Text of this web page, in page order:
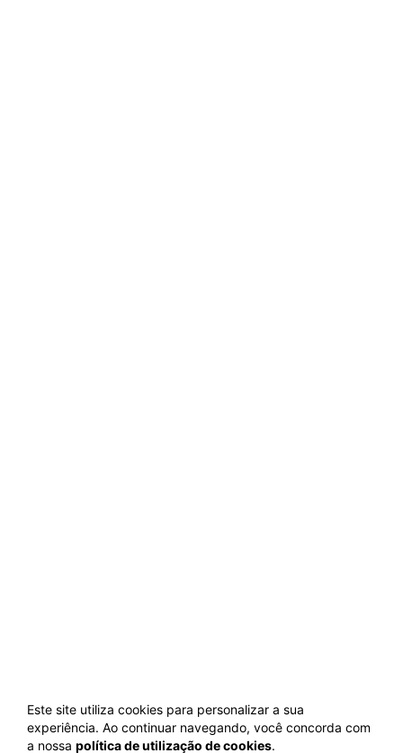
Este site utiliza cookies para personalizar a sua
experiência. Ao continuar navegando, você concorda com
a nossa política de utilização de cookies.